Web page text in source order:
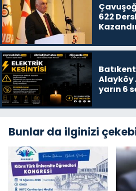
622
Alayköy
yarın 6
Bunlar da ilginizi